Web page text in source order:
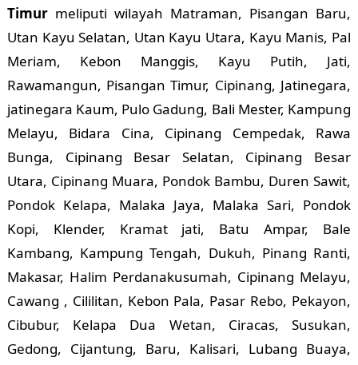
Timurmeliputi wilayah Matraman, Pisangan Baru,
Utan Kayu Selatan, Utan Kayu Utara, Kayu Manis, Pal
Meriam, Kebon Manggis, Kayu Putih, Jati,
Rawamangun, Pisangan Timur, Cipinang, Jatinegara,
jatinegara Kaum, Pulo Gadung, Bali Mester, Kampung
Melayu, Bidara Cina, Cipinang Cempedak, Rawa
Bunga, Cipinang Besar Selatan, Cipinang Besar
Utara, Cipinang Muara, Pondok Bambu, Duren Sawit,
Pondok Kelapa, Malaka Jaya, Malaka Sari, Pondok
Kopi, Klender, Kramat jati, Batu Ampar, Bale
Kambang, Kampung Tengah, Dukuh, Pinang Ranti,
Makasar, Halim Perdanakusumah, Cipinang Melayu,
Cawang , Cililitan, Kebon Pala, Pasar Rebo, Pekayon,
Cibubur, Kelapa Dua Wetan, Ciracas, Susukan,
Gedong, Cijantung, Baru, Kalisari, Lubang Buaya,